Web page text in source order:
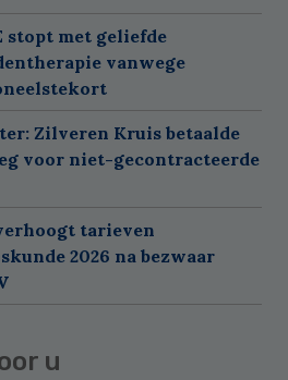
stopt met geliefde
vanwege
Zilveren Kruis betaalde
voor niet-gecontracteerde
tarieven
2026 na bezwaar
u